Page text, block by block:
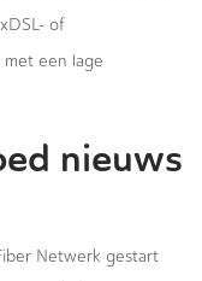
of
een lage
nieuws
Netwerk gestart